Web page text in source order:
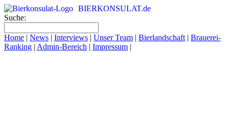
BIERKONSULAT.de
Suche:
Home | News | Interviews | Unser Team | Bierlandschaft | Brauerei-
Ranking | Admin-Bereich | Impressum |